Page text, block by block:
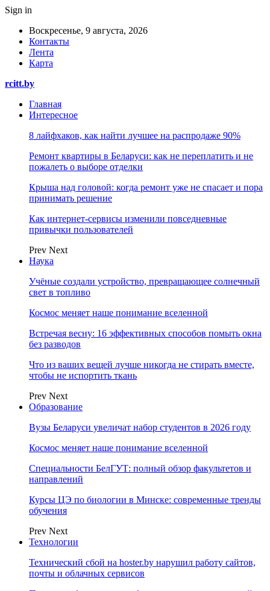
Sign in
Воскресенье, 9 августа, 2026
Контакты
Лента
Карта
rcitt.by
Главная
Интересное
8 лайфхаков, как найти лучшее на распродаже 90%
Ремонт квартиры в Беларуси: как не переплатить и не
пожалеть о выборе отделки
Крыша над головой: когда ремонт уже не спасает и пора
принимать решение
Как интернет-сервисы изменили повседневные
привычки пользователей
Prev Next
Наука
Учёные создали устройство, превращающее солнечный
свет в топливо
Космос меняет наше понимание вселенной
Встречая весну: 16 эффективных способов помыть окна
без разводов
Что из ваших вещей лучше никогда не стирать вместе,
чтобы не испортить ткань
Prev Next
Образование
Вузы Беларуси увеличат набор студентов в 2026 году
Космос меняет наше понимание вселенной
Специальности БелГУТ: полный обзор факультетов и
направлений
Курсы ЦЭ по биологии в Минске: современные тренды
обучения
Prev Next
Технологии
Технический сбой на hoster.by нарушил работу сайтов,
почты и облачных сервисов